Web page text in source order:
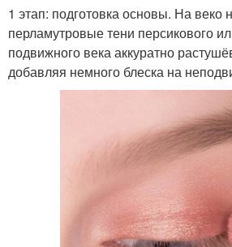
1 этап: подготовка основы. На веко
перламутровые тени персикового
подвижного века аккуратно
добавляя немного блеска на